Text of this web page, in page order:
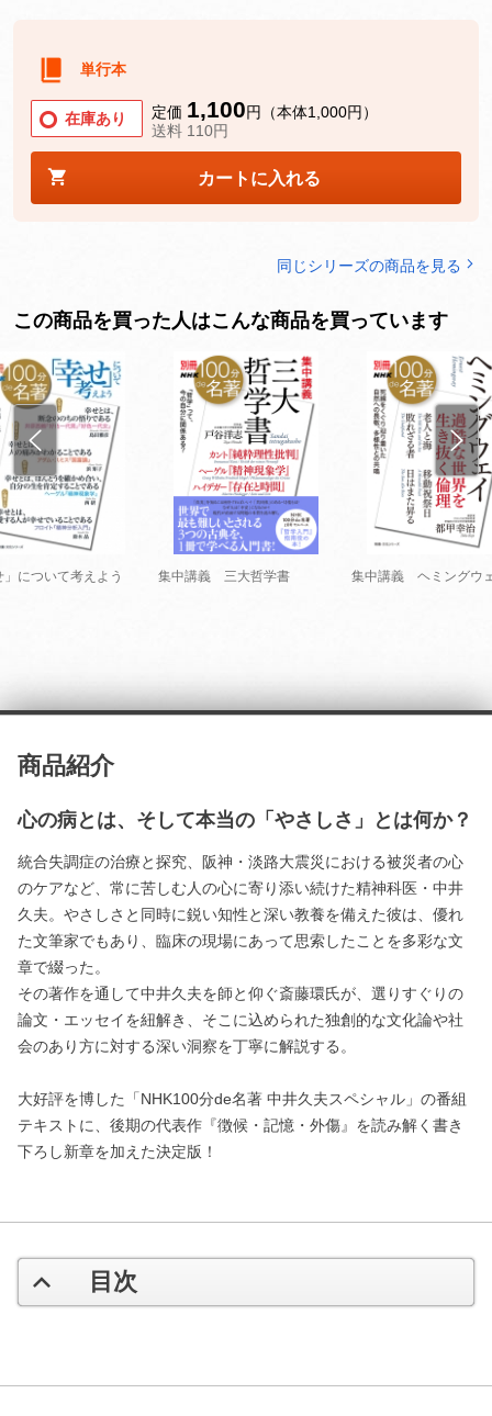
単行本
在庫あり 定価 1,100円（本体1,000円）
送料 110円
カートに入れる
同じシリーズの商品を見る
この商品を買った人はこんな商品を買っています
」について考えよう 集中講義 三大哲学書 集中講義 ヘミングウ
商品紹介
心の病とは、そして本当の「やさしさ」とは何か？
統合失調症の治療と探究、阪神・淡路大震災における被災者の心
のケアなど、常に苦しむ人の心に寄り添い続けた精神科医・中井
久夫。やさしさと同時に鋭い知性と深い教養を備えた彼は、優れ
た文筆家でもあり、臨床の現場にあって思索したことを多彩な文
章で綴った。
その著作を通して中井久夫を師と仰ぐ斎藤環氏が、選りすぐりの
論文・エッセイを紐解き、そこに込められた独創的な文化論や社
会のあり方に対する深い洞察を丁寧に解説する。
大好評を博した「NHK100分de名著 中井久夫スペシャル」の番組
テキストに、後期の代表作『徴候・記憶・外傷』を読み解く書き
下ろし新章を加えた決定版！
目次